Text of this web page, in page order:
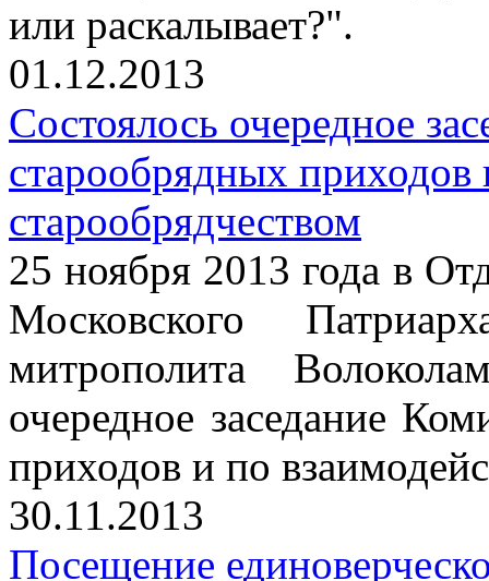
или раскалывает?".
01.12.2013
Состоялось очередное
старообрядных
старообрядчеством
25 ноября 2013 года в
Московского
митрополита
очередное заседание
приходов и по
30.11.2013
Посещение